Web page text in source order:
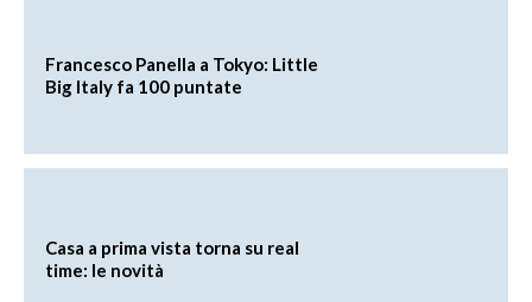
Francesco Panella a Tokyo: Little
Big Italy fa 100 puntate
Casa a prima vista torna su real
time: le novità